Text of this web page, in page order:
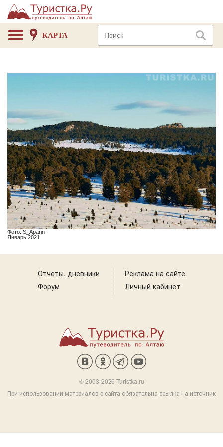
КАРТА
Фото: S_Aparin
Январь 2021
Отчеты, дневники
Форум
Реклама на сайте
Личный кабинет
© 2003-2026 Turistka.ru
При использовании материалов с сайта обязательна ссылка на источник